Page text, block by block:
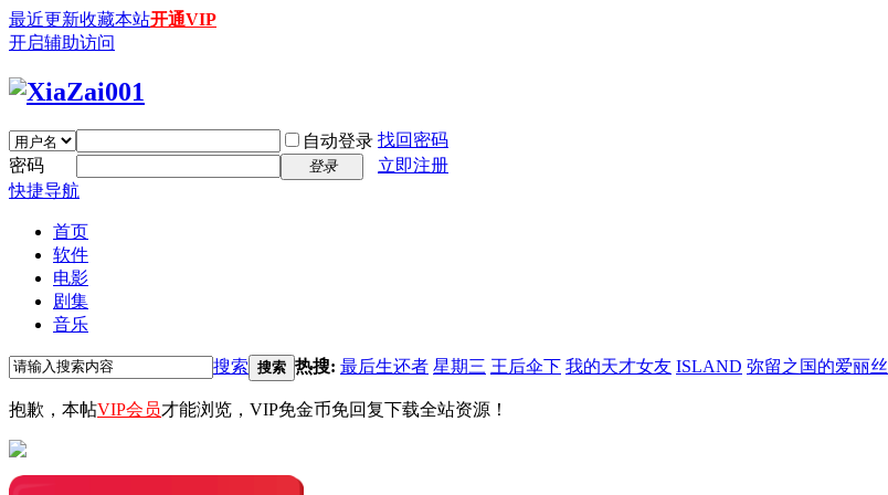
最近更新收藏本站开通VIP
开启辅助访问
自动登录 找回密码
密码
登录
立即注册
快捷导航
首页
软件
电影
剧集
音乐
搜索 搜索 热搜: 最后生还者 星期三 王后伞下 我的天才女友 ISLAND 弥留之国的爱丽丝
抱歉，本帖VIP会员才能浏览，VIP免金币免回复下载全站资源！